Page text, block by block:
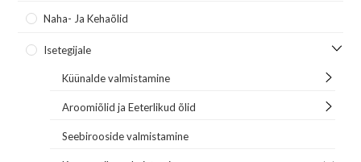
Naha- Ja Kehaõlid
Isetegijale
Küünalde valmistamine
Aroomiõlid ja Eeterlikud õlid
Seebirooside valmistamine